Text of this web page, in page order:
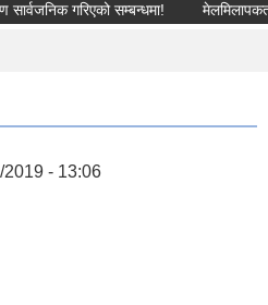
गरिएको सम्बन्धमा!
2019 - 13:06